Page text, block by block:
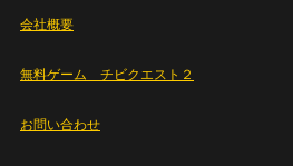
会社概要
無料ゲーム チビクエスト２
お問い合わせ